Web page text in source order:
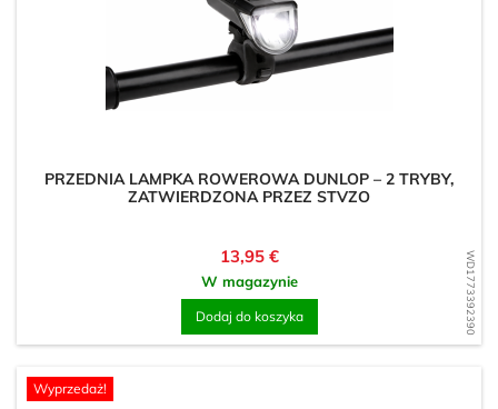
WD1773392390
PRZEDNIA LAMPKA ROWEROWA DUNLOP – 2 TRYBY,
ZATWIERDZONA PRZEZ STVZO
Cena
13,95 €
W magazynie
Dodaj do koszyka
Wyprzedaż!